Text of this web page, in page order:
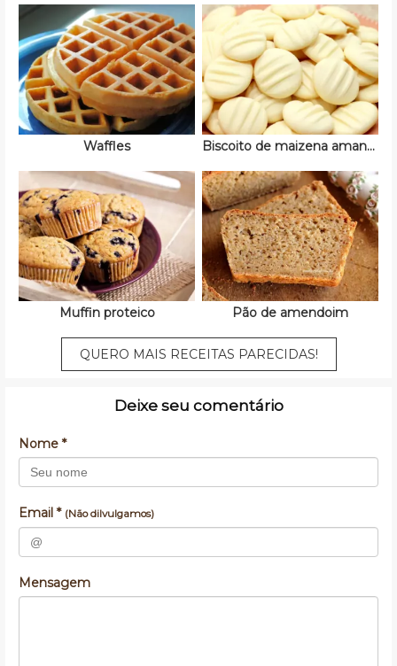
Waffles Biscoito de maizena amanteigado
Muffin proteico Pão de amendoim
QUERO MAIS RECEITAS PARECIDAS!
Deixe seu comentário
Nome *
Email * (Não dilvulgamos)
Mensagem